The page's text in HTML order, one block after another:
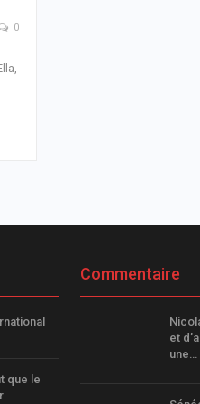
0
que le
Commentaire
et
une…